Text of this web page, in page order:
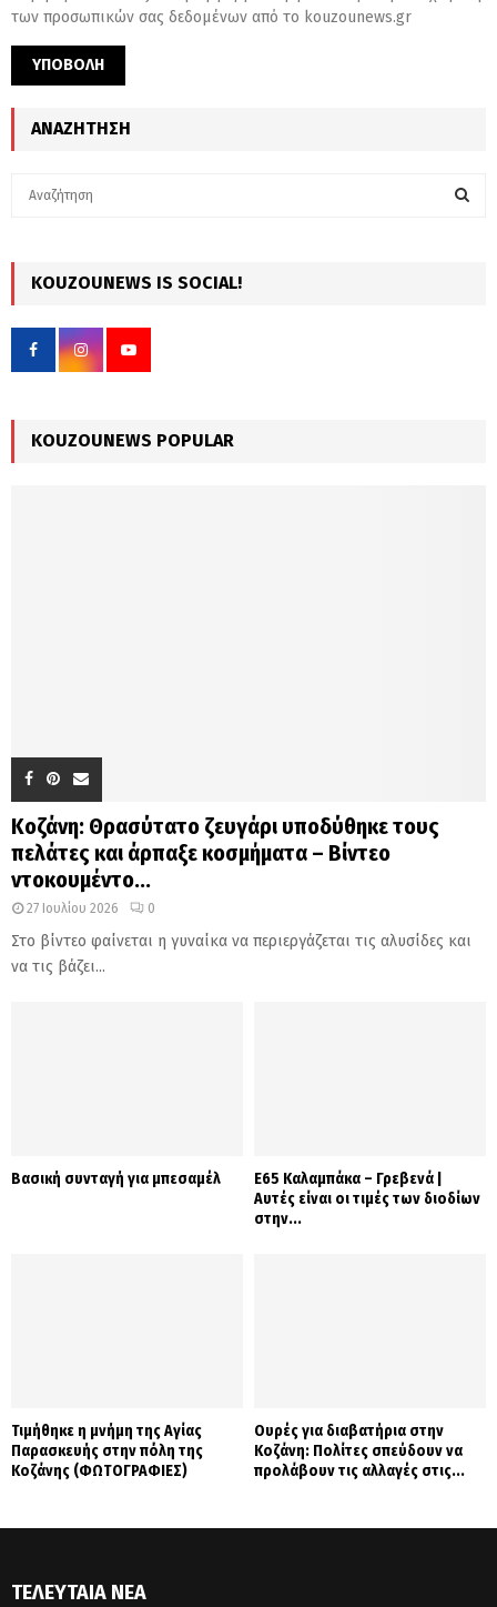
των προσωπικών σας δεδομένων από το kouzounews.gr
ΑΝΑΖΉΤΗΣΗ
h
f
r
KOUZOUNEWS IS SOCIAL!
KOUZOUNEWS POPULAR
Κοζάνη: Θρασύτατο ζευγάρι υποδύθηκε τους
πελάτες και άρπαξε κοσμήματα – Βίντεο
ντοκουμέντο...
27 Ιουλίου 2026 0
Στο βίντεο φαίνεται η γυναίκα να περιεργάζεται τις αλυσίδες και
να τις βάζει...
Βασική συνταγή για μπεσαμέλ
Ε65 Καλαμπάκα – Γρεβενά |
Αυτές είναι οι τιμές των διοδίων
στην...
Τιμήθηκε η μνήμη της Αγίας
Παρασκευής στην πόλη της
Κοζάνης (ΦΩΤΟΓΡΑΦΙΕΣ)
Ουρές για διαβατήρια στην
Κοζάνη: Πολίτες σπεύδουν να
προλάβουν τις αλλαγές στις...
ΤΕΛΕΥΤΑΊΑ ΝΈΑ